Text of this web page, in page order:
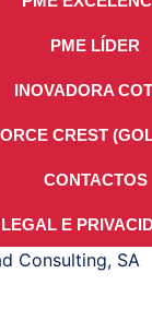
PME LÍDER
INOVADORA
CREST
CONTACTOS
LEGAL E
Consulting, SA